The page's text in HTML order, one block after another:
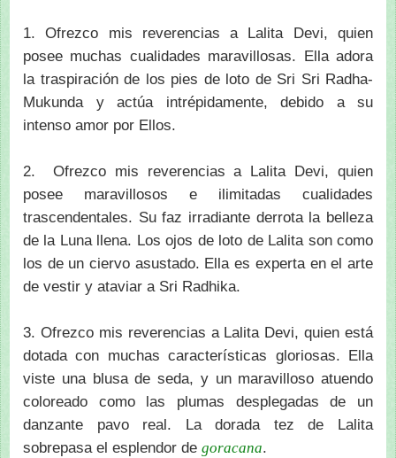
1. Ofrezco mis reverencias a Lalita Devi, quien
posee muchas cualidades maravillosas. Ella adora
la traspiración de los pies de loto de Sri Sri Radha-
Mukunda y actúa intrépidamente, debido a su
intenso amor por Ellos.
2. Ofrezco mis reverencias a Lalita Devi, quien
posee maravillosos e ilimitadas cualidades
trascendentales. Su faz irradiante derrota la belleza
de la Luna llena. Los ojos de loto de Lalita son como
los de un ciervo asustado. Ella es experta en el arte
de vestir y ataviar a Sri Radhika.
3. Ofrezco mis reverencias a Lalita Devi, quien está
dotada con muchas características gloriosas. Ella
viste una blusa de seda, y un maravilloso atuendo
coloreado como las plumas desplegadas de un
danzante pavo real. La dorada tez de Lalita
sobrepasa el esplendor de goracana.